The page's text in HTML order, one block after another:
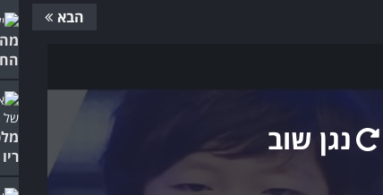
הבא
נגן שוב